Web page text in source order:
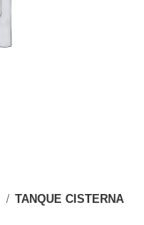
TANQUE CISTERNA